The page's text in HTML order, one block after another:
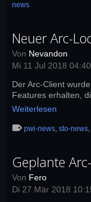
news
Neuer Arc-
Von Nevandon
Mi 11 Jul 2018
Der Arc-Client
Features erhalten,
Weiterlesen
pwi-news, sto-news,
Geplante
Von Fero
Di 27 Mär 2018